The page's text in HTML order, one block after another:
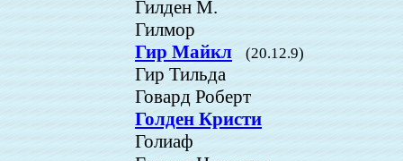
Гилден М.
Гилмор
Гир Майкл
(20.12.9)
Гир Тильда
Говард Роберт
Голден Кристи
Голиаф